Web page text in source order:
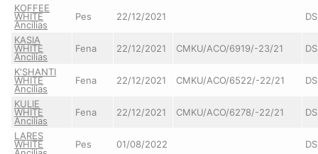
KOFFEE
WHITE
Ancilias
Pes 22/12/2021 DS
KASIA
WHITE
Ancilias
Fena 22/12/2021 CMKU/ACO/6919/-23/21 DS
K'SHANTI
WHITE
Ancilias
Fena 22/12/2021 CMKU/ACO/6522/-22/21 DS
KULIE
WHITE
Ancilias
Fena 22/12/2021 CMKU/ACO/6278/-22/21 DS
LARES
WHITE Pes 01/08/2022 DS